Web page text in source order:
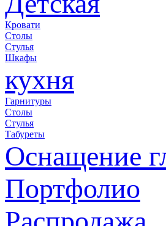
Кровати
Столы
Стулья
Шкафы
кухня
Гарнитуры
Столы
Стулья
Табуреты
Оснащение
Портфолио